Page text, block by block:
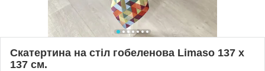
Скатертина на стіл гобеленова Limaso 137 х
137 см.